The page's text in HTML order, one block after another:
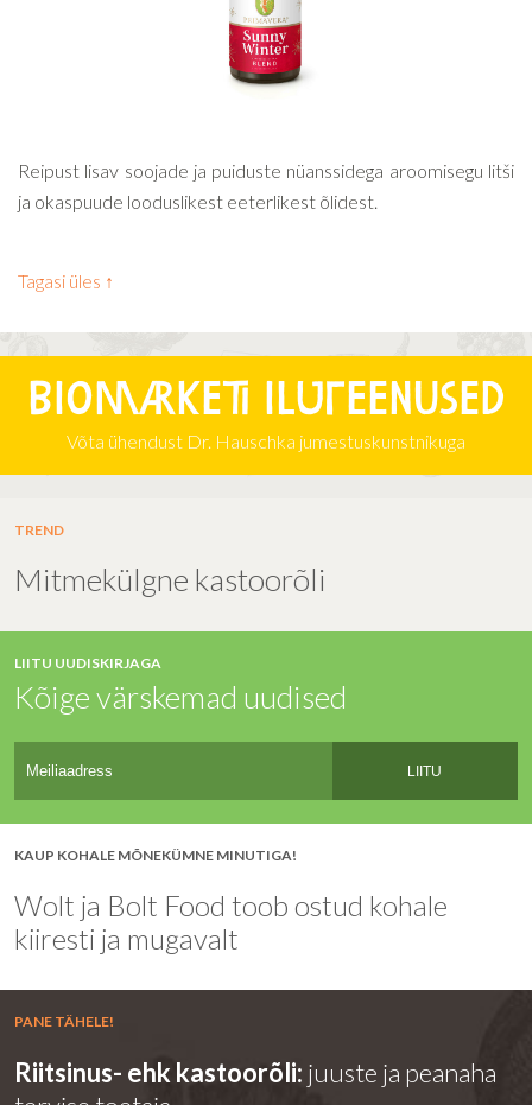
Reipust lisav soojade ja puiduste nüanssidega aroomisegu litši
ja okaspuude looduslikest eeterlikest õlidest.
Tagasi üles ↑
Biomarketi iluteenused
Võta ühendust Dr. Hauschka jumestuskunstnikuga
TREND
Mitmekülgne kastoorõli
LIITU UUDISKIRJAGA
Kõige värskemad uudised
LIITU
KAUP KOHALE MÕNEKÜMNE MINUTIGA!
Wolt ja Bolt Food toob ostud kohale
kiiresti ja mugavalt
PANE TÄHELE!
Riitsinus- ehk kastoorõli: juuste ja peanaha